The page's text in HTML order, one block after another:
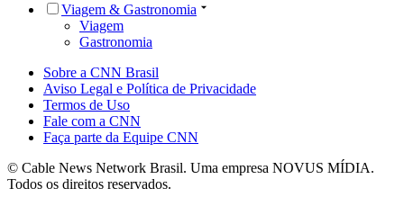
Viagem & Gastronomia
Viagem
Gastronomia
Sobre a CNN Brasil
Aviso Legal e Política de Privacidade
Termos de Uso
Fale com a CNN
Faça parte da Equipe CNN
© Cable News Network Brasil. Uma empresa NOVUS MÍDIA.
Todos os direitos reservados.